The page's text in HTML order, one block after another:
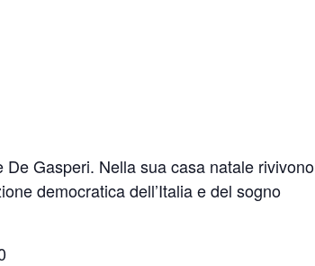
Gasperi. Nella sua casa natale rivivono
democratica dell’Italia e del sogno